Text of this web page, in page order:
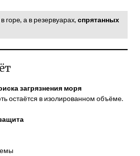
горе, а в резервуарах, спрятанных
загрязнения моря
остаётся в изолированном объёме.